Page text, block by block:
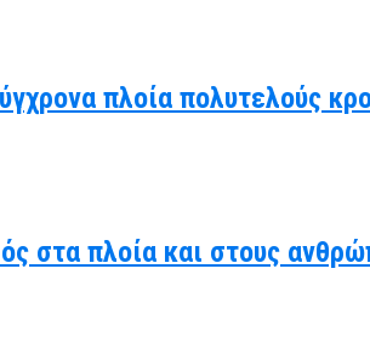
πλοία πολυτελούς
στα πλοία και στους